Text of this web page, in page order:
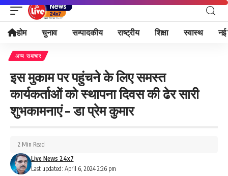
होम चुनाव सम्पादकीय राष्ट्रीय शिक्षा स्वास्थ नई
अन्य समाचार
इस मुकाम पर पहुंचने के लिए समस्त
कार्यकर्ताओं को स्थापना दिवस की ढेर सारी
शुभकामनाएं – डा प्रेम कुमार
Last updated: April 6, 2024 2:26 pm
Live News 24x7
2 Min Read